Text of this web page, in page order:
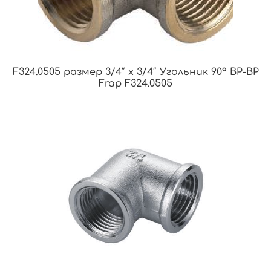
F324.0505 размер 3/4″ x 3/4″ Угольник 90° ВР-ВР
Frap F324.0505